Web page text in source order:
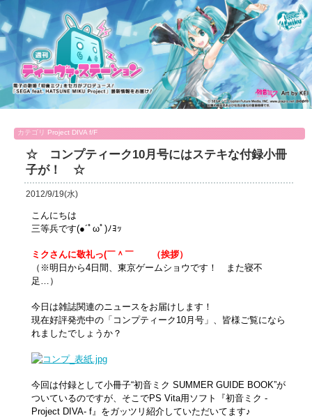
カテゴリ Project DIVA f/F
☆ コンプティーク10月号にはステキな付録小冊
子が！ ☆
2012/9/19(水)
こんにちは
三等兵です(●´ﾟωﾟ)ﾉﾖｯ
ミクさんに敬礼っ(￣＾￣ゞ （挨拶）
（※明日から4日間、東京ゲームショウです！ また寝不
足…）
今日は雑誌関連のニュースをお届けします！
現在好評発売中の「コンプティーク10月号」、皆様ご覧になら
れましたでしょうか？
今回は付録として小冊子“初音ミク SUMMER GUIDE BOOK”が
ついているのですが、そこでPS Vita用ソフト『初音ミク -
Project DIVA- f』をガッツリ紹介していただいてます♪